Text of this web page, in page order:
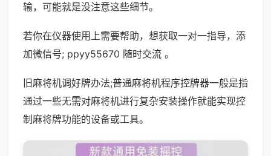
输，可能就是没注意这些细节。
若你在仪器使用上需要帮助，想获取一对一指导，添
加微信号; ppyy55670 随时交流 。
旧麻将机调好牌办法;普通麻将机程序控牌器一般是指
通过一些无需对麻将机进行复杂安装操作就能实现控
制麻将牌功能的设备或工具。